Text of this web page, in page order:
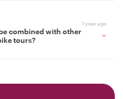
1 year ago
combined with other
tours?